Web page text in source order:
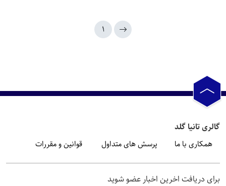
1
گالری تانیا گلد
همکاری با ما پرسش های متداول قوانین و مقررات
برای دریافت اخرین اخبار عضو شوید